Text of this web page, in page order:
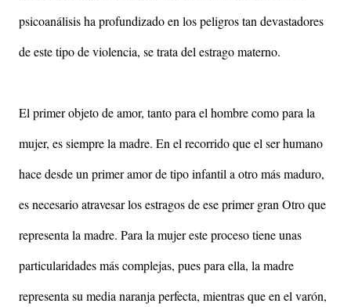
psicoanálisis ha profundizado en los peligros tan devastadores
de este tipo de violencia, se trata del estrago materno.
El primer objeto de amor, tanto para el hombre como para la
mujer, es siempre la madre. En el recorrido que el ser humano
hace desde un primer amor de tipo infantil a otro más maduro,
es necesario atravesar los estragos de ese primer gran Otro que
representa la madre. Para la mujer este proceso tiene unas
particularidades más complejas, pues para ella, la madre
representa su media naranja perfecta, mientras que en el varón,